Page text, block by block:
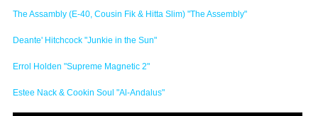
The Assambly (E-40, Cousin Fik & Hitta Slim) "The Assembly"
Deante' Hitchcock "Junkie in the Sun"
Errol Holden "Supreme Magnetic 2"
Estee Nack & Cookin Soul "Al-Andalus"